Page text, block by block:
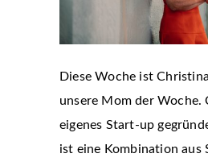
Diese Woche ist
unsere Mom der
eigenes Start-up
ist eine Kombination aus